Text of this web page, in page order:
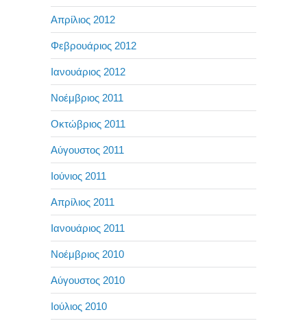
Απρίλιος 2012
Φεβρουάριος 2012
Ιανουάριος 2012
Νοέμβριος 2011
Οκτώβριος 2011
Αύγουστος 2011
Ιούνιος 2011
Απρίλιος 2011
Ιανουάριος 2011
Νοέμβριος 2010
Αύγουστος 2010
Ιούλιος 2010